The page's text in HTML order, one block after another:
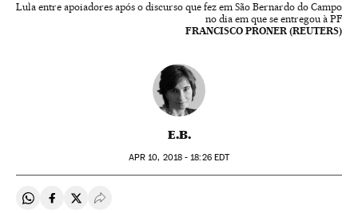
Lula entre apoiadores após o discurso que fez em São Bernardo do Campo
no dia em que se entregou à PF
FRANCISCO PRONER (REUTERS)
E.B.
APR 10, 2018 - 18:26EDT
Compartir en Whatsapp
Compartir en Facebook
Compartir en Twitter
Desplegar Redes Sociales